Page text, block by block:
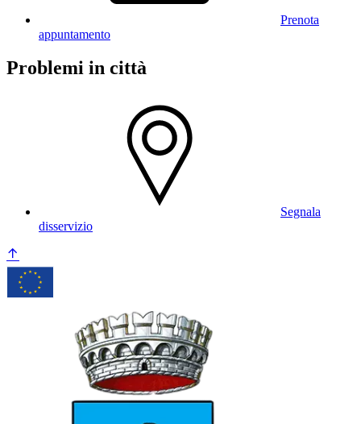
Prenota
appuntamento
Problemi in città
Segnala
disservizio